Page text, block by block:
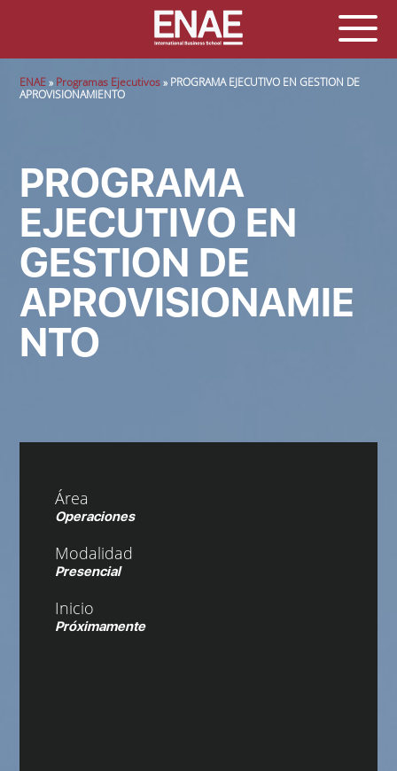
Sobrescribir enlaces de ayuda a la navegación
ENAE Programas Ejecutivos
PROGRAMA EJECUTIVO EN GESTION DE
APROVISIONAMIENTO
PROGRAMA
EJECUTIVO EN
GESTION DE
APROVISIONAMIE
NTO
Área
Operaciones
Modalidad
Presencial
Inicio
Próximamente